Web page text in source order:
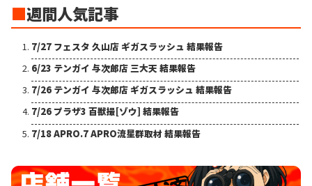
■週間人気記事
7/27 フェスタ 久山店 ギガスラッシュ 結果報告
6/23 テンガイ 与次郎店 三大天 結果報告
7/26 テンガイ 与次郎店 ギガスラッシュ 結果報告
7/26 プラザ3 百獣撮[ゾウ] 結果報告
7/18 APRO.7 APRO流星群取材 結果報告